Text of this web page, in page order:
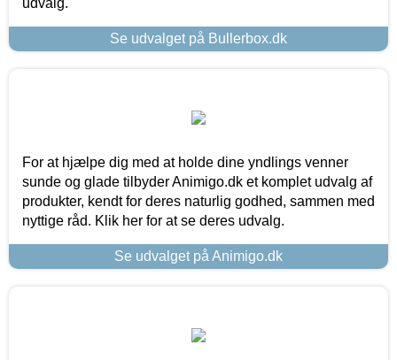
Se udvalget på Bullerbox.dk
For at hjælpe dig med at holde dine yndlings venner
sunde og glade tilbyder Animigo.dk et komplet udvalg af
produkter, kendt for deres naturlig godhed, sammen med
nyttige råd. Klik her for at se deres udvalg.
Se udvalget på Animigo.dk